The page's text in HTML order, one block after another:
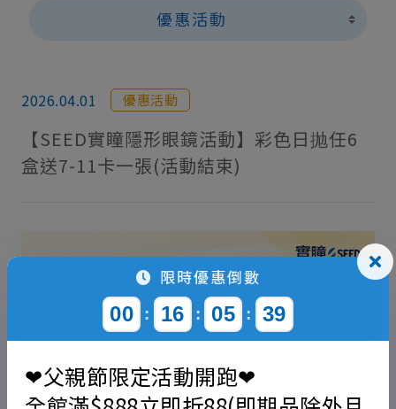
優惠活動
2026.04.01 優惠活動
【SEED實瞳隱形眼鏡活動】彩色日抛任6
盒送7-11卡一張(活動結束)
限時優惠倒數
00 : 16 : 05 : 38
❤父親節限定活動開跑❤